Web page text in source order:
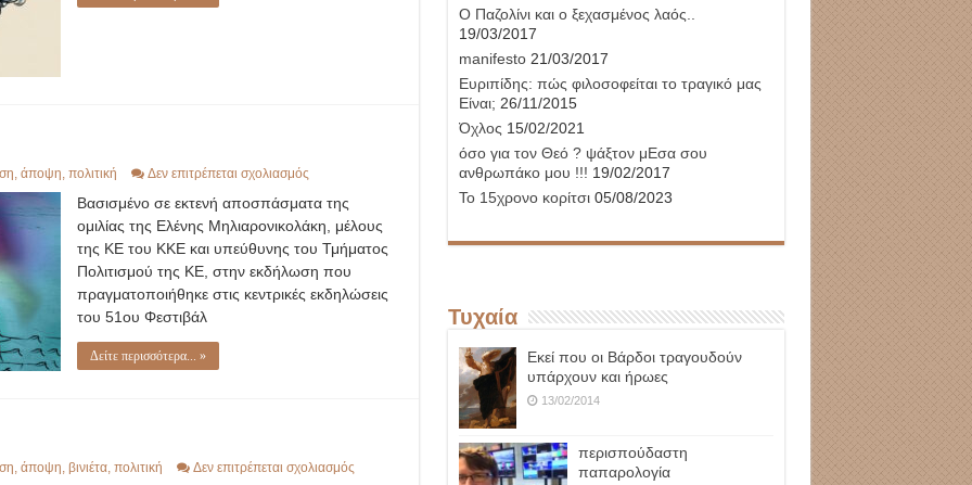
άποψη πολιτική Δεν επιτρέπεται σχολιασμόςστο
στρατευμένη
Βασισμένο σε εκτενή αποσπάσματα της
ομιλίας της Ελένης Μηλιαρονικολάκη, μέλους
της ΚΕ του ΚΚΕ και υπεύθυνης του Τμήματος
Πολιτισμού της ΚΕ, στην εκδήλωση που
πραγματοποιήθηκε στις κεντρικές εκδηλώσεις
του 51ου Φεστιβάλ
Δείτε περισσότερα... »
άποψη βινιέτα, πολιτική Δεν επιτρέπεται σχολιασμόςστο
Ο Παζολίνι και ο ξεχασμένος λαός..
19/03/2017
manifesto21/03/2017
Ευριπίδης: πώς φιλοσοφείται το τραγικό μας
Είναι; 26/11/2015
Όχλος 15/02/2021
όσο για τον Θεό ? ψάξτον μΕσα σου
ανθρωπάκο μου !!! 19/02/2017
Το 15χρονο κορίτσι05/08/2023
Τυχαία
Εκεί που οι Βάρδοι τραγουδούν
υπάρχουν και ήρωες
13/02/2014
περισπούδαστη
παπαρολογία